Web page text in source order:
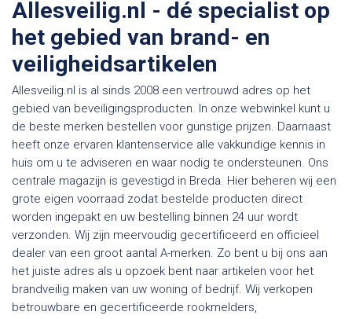
Allesveilig.nl - dé specialist op
het gebied van brand- en
veiligheidsartikelen
Allesveilig.nl is al sinds 2008 een vertrouwd adres op het
gebied van beveiligingsproducten. In onze webwinkel kunt u
de beste merken bestellen voor gunstige prijzen. Daarnaast
heeft onze ervaren klantenservice alle vakkundige kennis in
huis om u te adviseren en waar nodig te ondersteunen. Ons
centrale magazijn is gevestigd in Breda. Hier beheren wij een
grote eigen voorraad zodat bestelde producten direct
worden ingepakt en uw bestelling binnen 24 uur wordt
verzonden. Wij zijn meervoudig gecertificeerd en officieel
dealer van een groot aantal A-merken. Zo bent u bij ons aan
het juiste adres als u opzoek bent naar artikelen voor het
brandveilig maken van uw woning of bedrijf. Wij verkopen
betrouwbare en gecertificeerde rookmelders,